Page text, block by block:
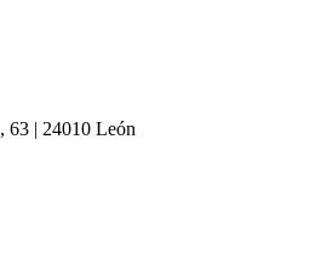
63 | 24010 León